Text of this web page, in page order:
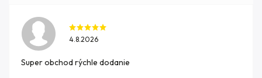
4.8.2026
Super obchod rýchle dodanie